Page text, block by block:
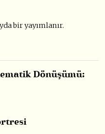
bir yayımlanır.
Dönüşümü: